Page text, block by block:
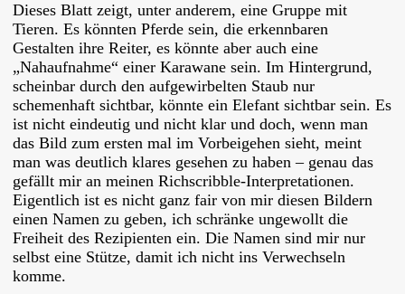
Dieses Blatt zeigt, unter anderem, eine Gruppe mit
Tieren. Es könnten Pferde sein, die erkennbaren
Gestalten ihre Reiter, es könnte aber auch eine
„Nahaufnahme“ einer Karawane sein. Im Hintergrund,
scheinbar durch den aufgewirbelten Staub nur
schemenhaft sichtbar, könnte ein Elefant sichtbar sein. Es
ist nicht eindeutig und nicht klar und doch, wenn man
das Bild zum ersten mal im Vorbeigehen sieht, meint
man was deutlich klares gesehen zu haben – genau das
gefällt mir an meinen Richscribble-Interpretationen.
Eigentlich ist es nicht ganz fair von mir diesen Bildern
einen Namen zu geben, ich schränke ungewollt die
Freiheit des Rezipienten ein. Die Namen sind mir nur
selbst eine Stütze, damit ich nicht ins Verwechseln
komme.